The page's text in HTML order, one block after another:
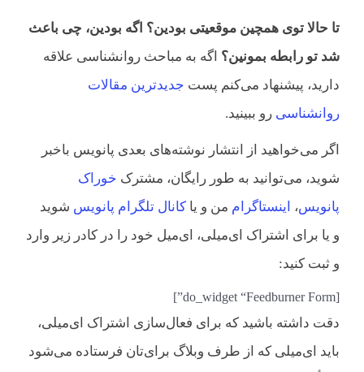
تا حالا توی همچین موقعیتی بودین؟ اگه بودین، چی باعث
شد تو رابطه بمونین؟ اگه به مباحث روانشناسی علاقه
دارید، پیشنهاد می‌کنم پست جدیدترین مقالات
روانشناسی رو ببینید.
اگر می‌خواهید از انتشار نوشته‌های بعدی پانویس باخبر
شوید، می‌توانید به طور رایگان، مشترک خوراک
پانویس، اینستاگرام من و یا کانال تلگرام پانویس شوید
و یا برای اشتراک ای‌میلی، ای‌میل خود را در کادر زیر وارد
و ثبت کنید:
[do_widget “Feedburner Form”]
دقت داشته باشید که برای فعال‌سازی اشتراک ای‌میلی،
باید ای‌میلی که از طرف وبلاگ برای‌تان فرستاده می‌شود